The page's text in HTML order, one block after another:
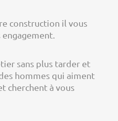
construction il vous
sans plus tarder et
hommes qui aiment
cherchent à vous